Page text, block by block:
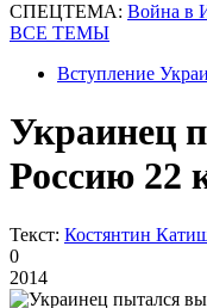
СПЕЦТЕМА: Война в
ВСЕ ТЕМЫ
Вступление
Украинец
Россию 22
Текст: Костянтин
0
2014